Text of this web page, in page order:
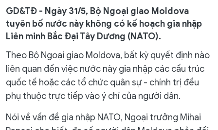
GD&TĐ - Ngày 31/5, Bộ Ngoại giao Moldova
tuyên bố nước này không có kế hoạch gia nhập
Liên minh Bắc Đại Tây Dương (NATO).
Theo Bộ Ngoại giao Moldova, bất kỳ quyết định nào
liên quan đến việc nước này gia nhập các cấu trúc
quốc tế hoặc các tổ chức quân sự - chính trị đều
phụ thuộc trực tiếp vào ý chí của người dân.
Nói về vấn đề gia nhập NATO, Ngoại trưởng Mihai